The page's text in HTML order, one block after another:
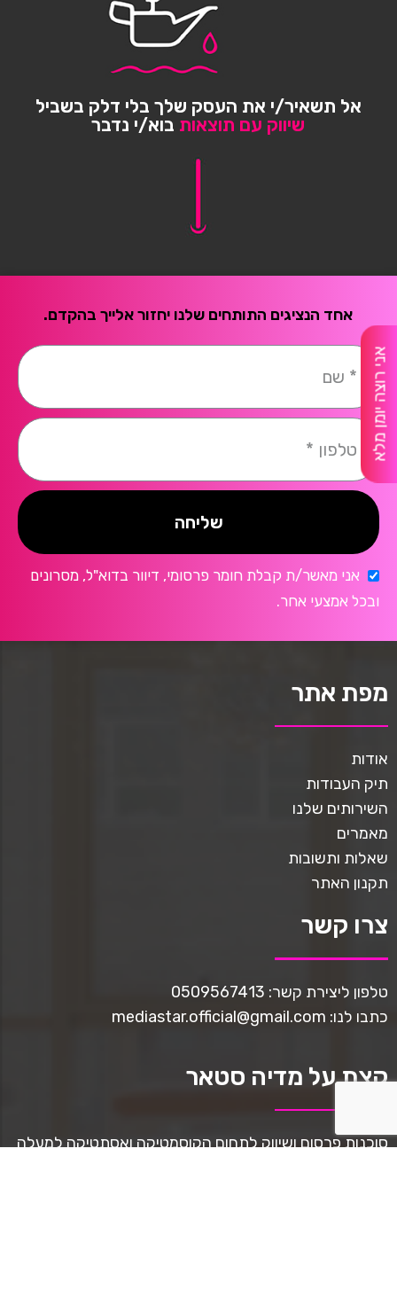
אני רוצה יומן מלא
אל תשאיר/י את העסק שלך בלי דלק בשביל
שיווק עם תוצאות בוא/י נדבר
אחד הנציגים התותחים שלנו יחזור אלייך בהקדם.
שליחה
אני מאשר/ת קבלת חומר פרסומי, דיוור בדוא"ל, מסרונים
ובכל אמצעי אחר.
מפת אתר
אודות
תיק העבודות
השירותים שלנו
מאמרים
שאלות ותשובות
תקנון האתר
צרו קשר
טלפון ליצירת קשר: 0509567413
כתבו לנו: mediastar.official@gmail.com
קצת על מדיה סטאר
סוכנות פרסום ושיווק לתחום הקוסמטיקה ואסתטיקה למעלה